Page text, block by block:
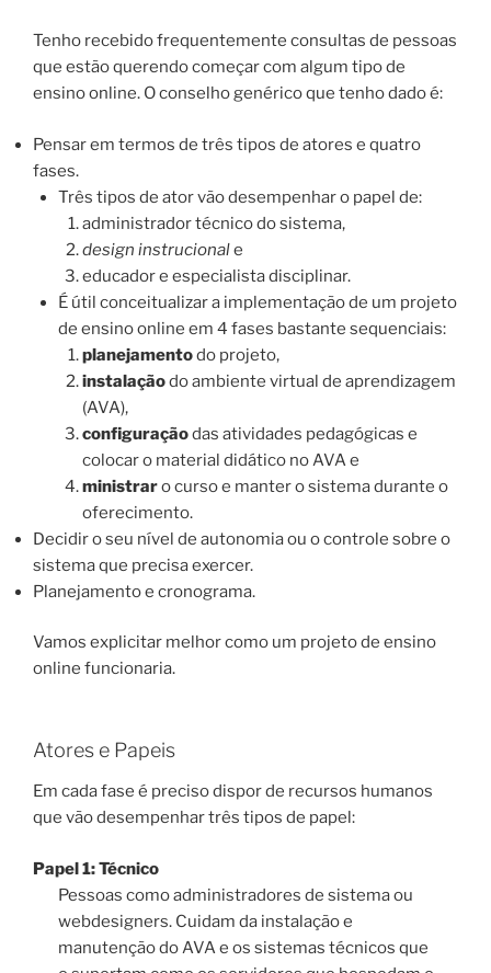
Tenho recebido frequentemente consultas de pessoas
que estão querendo começar com algum tipo de
ensino online. O conselho genérico que tenho dado é:
Pensar em termos de três tipos de atores e quatro
fases.
Três tipos de ator vão desempenhar o papel de:
administrador técnico do sistema,
design instrucionale
educador e especialista disciplinar.
É útil conceitualizar a implementação de um projeto
de ensino online em 4 fases bastante sequenciais:
planejamentodo projeto,
instalaçãodo ambiente virtual de aprendizagem
(AVA),
configuraçãodas atividades pedagógicas e
colocar o material didático no AVA e
ministraro curso e manter o sistema durante o
oferecimento.
Decidir o seu nível de autonomia ou o controle sobre o
sistema que precisa exercer.
Planejamento e cronograma.
Vamos explicitar melhor como um projeto de ensino
online funcionaria.
Atores e Papeis
Em cada fase é preciso dispor de recursos humanos
que vão desempenhar três tipos de papel:
Papel 1: Técnico
Pessoas como administradores de sistema ou
webdesigners. Cuidam da instalação e
manutenção do AVA e os sistemas técnicos que